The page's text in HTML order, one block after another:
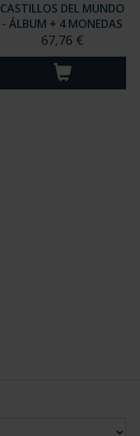
CASTILLOS DEL MUNDO
- ÁLBUM + 4 MONEDAS
67,76 €